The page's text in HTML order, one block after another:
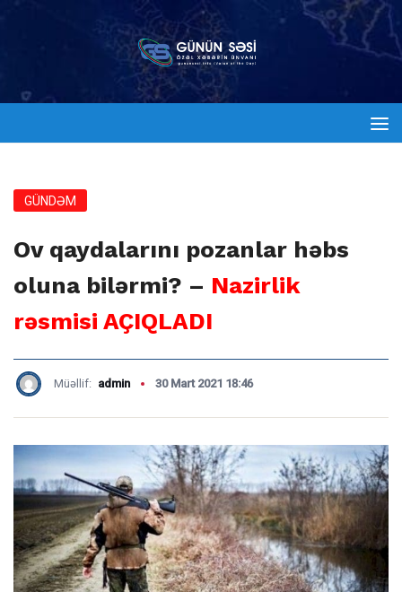
GÜNDƏM
Ov qaydalarını pozanlar həbs
oluna bilərmi? – Nazirlik
rəsmisi AÇIQLADI
Müəllif: admin 30 Mart 2021 18:46